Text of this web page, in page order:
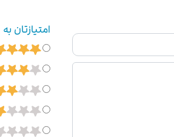
امتیازتان